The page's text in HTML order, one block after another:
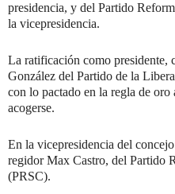
presidencia, y del Partido
la vicepresidencia.
La ratificación como presidente,
González del Partido de la
con lo pactado en la regla de
acogerse.
En la vicepresidencia del
regidor Max Castro, del Partido
(PRSC).